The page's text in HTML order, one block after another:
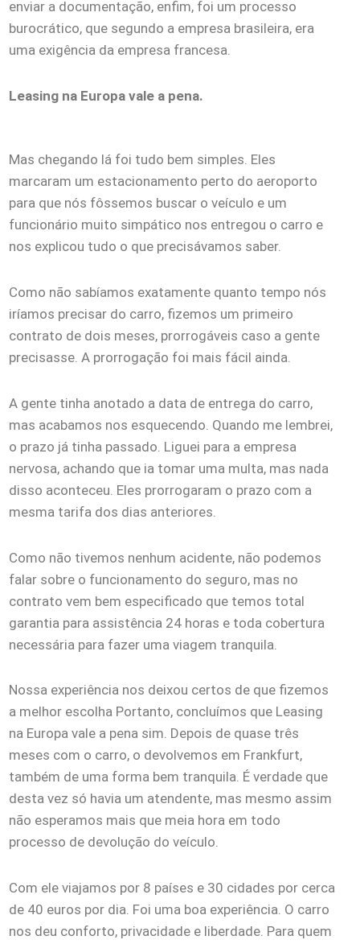
enviar a documentação, enfim, foi um processo
burocrático, que segundo a empresa brasileira, era
uma exigência da empresa francesa.
Leasing na Europa vale a pena.
Mas chegando lá foi tudo bem simples. Eles
marcaram um estacionamento perto do aeroporto
para que nós fôssemos buscar o veículo e um
funcionário muito simpático nos entregou o carro e
nos explicou tudo o que precisávamos saber.
Como não sabíamos exatamente quanto tempo nós
iríamos precisar do carro, fizemos um primeiro
contrato de dois meses, prorrogáveis caso a gente
precisasse. A prorrogação foi mais fácil ainda.
A gente tinha anotado a data de entrega do carro,
mas acabamos nos esquecendo. Quando me lembrei,
o prazo já tinha passado. Liguei para a empresa
nervosa, achando que ia tomar uma multa, mas nada
disso aconteceu. Eles prorrogaram o prazo com a
mesma tarifa dos dias anteriores.
Como não tivemos nenhum acidente, não podemos
falar sobre o funcionamento do seguro, mas no
contrato vem bem especificado que temos total
garantia para assistência 24 horas e toda cobertura
necessária para fazer uma viagem tranquila.
Nossa experiência nos deixou certos de que fizemos
a melhor escolha Portanto, concluímos que Leasing
na Europa vale a pena sim. Depois de quase três
meses com o carro, o devolvemos em Frankfurt,
também de uma forma bem tranquila. É verdade que
desta vez só havia um atendente, mas mesmo assim
não esperamos mais que meia hora em todo
processo de devolução do veículo.
Com ele viajamos por 8 países e 30 cidades por cerca
de 40 euros por dia. Foi uma boa experiência. O carro
nos deu conforto, privacidade e liberdade. Para quem